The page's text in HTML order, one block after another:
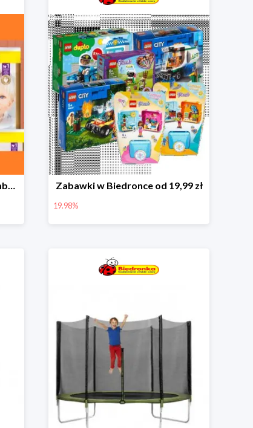
Pieluchy Dada Extra Care Jumbo Bag w super cenie Zabawki w Biedronce od 19,99 zł
19.98%